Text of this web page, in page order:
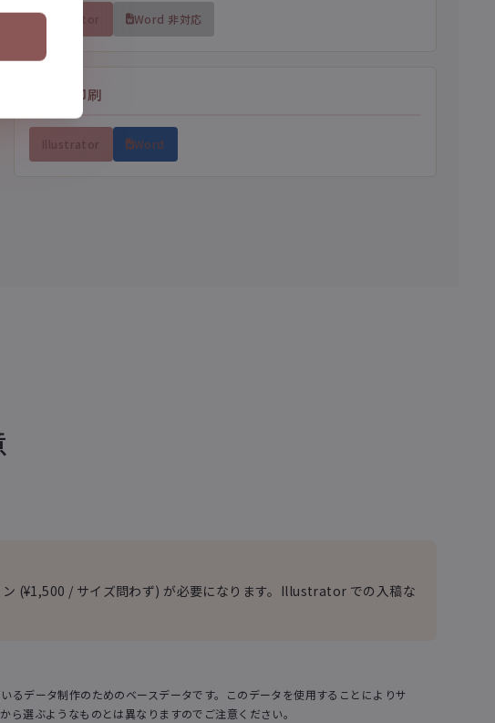
Illustrator Word 非対応
金券印刷
Illustrator Word
(¥1,500 / サイズ問わず) が必要になります。Illustrator での入稿な
データ制作のためのベースデータです。このデータを使用することによりサ
選ぶようなものとは異なりますのでご注意ください。